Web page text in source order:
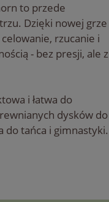
to przede
Dzięki nowej grze
rzucanie i
- bez presji, ale z
i łatwa do
dysków do
do tańca i gimnastyki.